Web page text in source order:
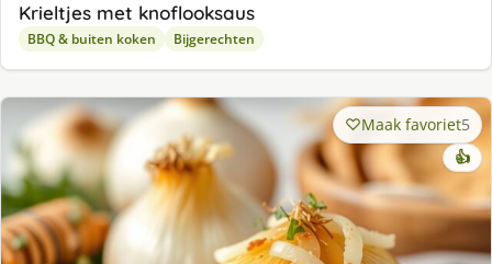
Krieltjes met knoflooksaus
BBQ & buiten koken Bijgerechten
Maak favoriet5
👍